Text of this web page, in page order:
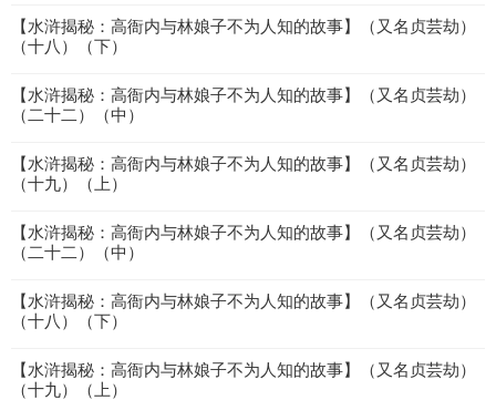
【水浒揭秘：高衙内与林娘子不为人知的故事】（又名贞芸劫）
（十八）（下）
【水浒揭秘：高衙内与林娘子不为人知的故事】（又名贞芸劫）
（二十二）（中）
【水浒揭秘：高衙内与林娘子不为人知的故事】（又名贞芸劫）
（十九）（上）
【水浒揭秘：高衙内与林娘子不为人知的故事】（又名贞芸劫）
（二十二）（中）
【水浒揭秘：高衙内与林娘子不为人知的故事】（又名贞芸劫）
（十八）（下）
【水浒揭秘：高衙内与林娘子不为人知的故事】（又名贞芸劫）
（十九）（上）